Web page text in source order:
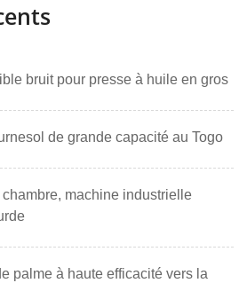
bruit pour presse à huile en gros
de grande capacité au Togo
machine industrielle
palme à haute efficacité vers la